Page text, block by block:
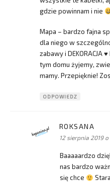
gdzie powinnam i nie
Mapa – bardzo fajna
dla niego w
zabawy i DEKORACJA
tym domu żyjemy,
mamy. Przepięknie!
ODPOWIEDZ
ROKSANA
12 sierpnia 2019 o
Baaaaardzo
nas bardzo
się chce